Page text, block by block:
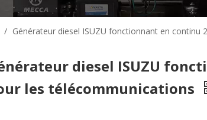
/ Générateur diesel ISUZU fonctionnant en continu
diesel ISUZU
les télécommunications